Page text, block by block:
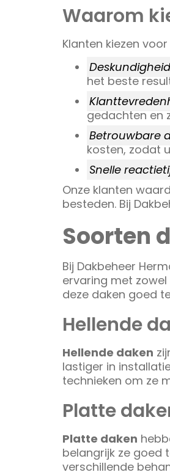
Waarom
Klanten kiezen voor
het beste
gedachten en
Betrouwbare
kosten, zodat
Snelle
Onze klanten
besteden. Bij
Soorten
Bij Dakbeheer
ervaring met zowel
deze daken goed
Hellende
Hellende daken
lastiger in
technieken om ze
Platte
Platte daken
belangrijk ze goed
verschillende